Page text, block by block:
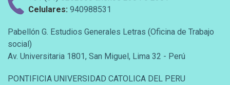
Celulares: 940988531
Pabellón G. Estudios Generales Letras (Oficina de Trabajo
social)
Av. Universitaria 1801, San Miguel, Lima 32 - Perú
PONTIFICIA UNIVERSIDAD CATOLICA DEL PERU